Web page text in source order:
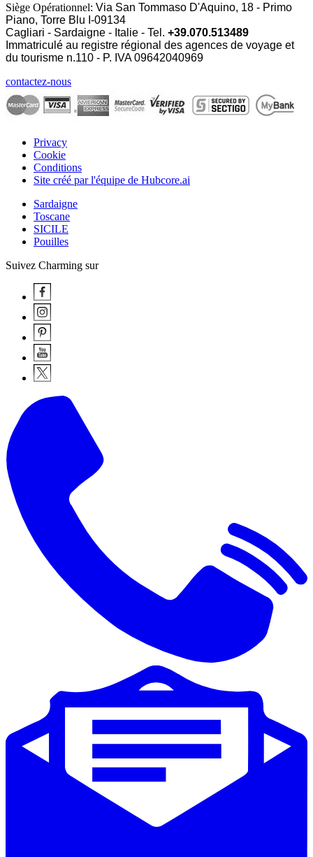
Siège Opérationnel: Via San Tommaso D'Aquino, 18 - Primo
Piano, Torre Blu I-09134
Cagliari - Sardaigne - Italie - Tel. +39.070.513489
Immatriculé au registre régional des agences de voyage et
du tourisme n.110 - P. IVA09642040969
contactez-nous
Privacy
Cookie
Conditions
Site créé par l'équipe de Hubcore.ai
Sardaigne
Toscane
SICILE
Pouilles
Suivez Charming sur